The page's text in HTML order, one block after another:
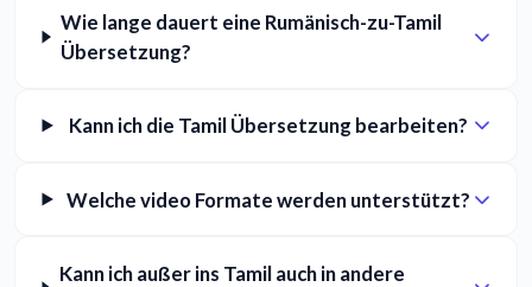
Wie lange dauert eine Rumänisch-zu-Tamil
Übersetzung?
Kann ich die Tamil Übersetzung bearbeiten?
Welche video Formate werden unterstützt?
Kann ich außer ins Tamil auch in andere